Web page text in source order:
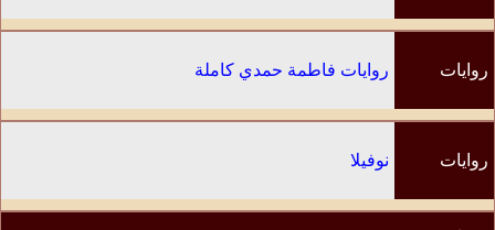
روايات روايات فاطمة حمدي كاملة
روايات نوفيلا